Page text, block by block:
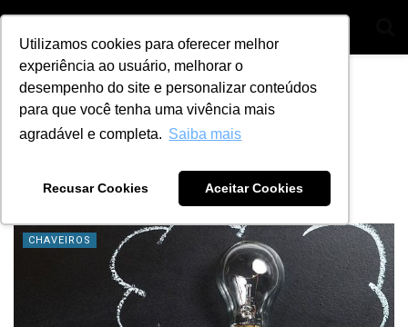
Utilizamos cookies para oferecer melhor
experiência ao usuário, melhorar o
desempenho do site e personalizar conteúdos
para que você tenha uma vivência mais
agradável e completa. Saiba mais
Recusar Cookies Aceitar Cookies
Home Tag dia a dia
Tag:dia a dia
empreendedor?
23 DE OUTUBRO DE 2023
CHAVEIROS